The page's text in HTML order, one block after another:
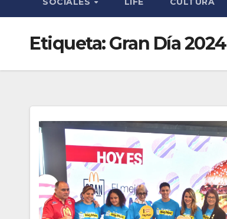
Etiqueta:Gran Día 2024